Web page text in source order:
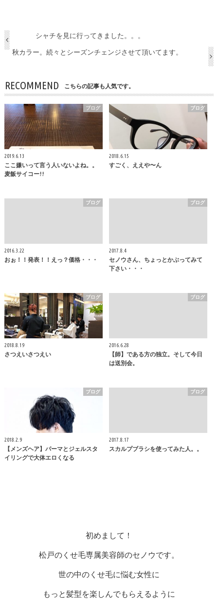
シャチを見に行ってきました。。。
秋カラー。続々とシーズンチェンジさせて頂いてます。
RECOMMEND こちらの記事も人気です。
ブログ
2019.6.13
ここ嫌いって言う人いないよね。。
麦飯サイコー!!
ブログ
2018.6.15
すごく、ええや〜ん
ブログ
2016.3.22
おぉ！！発表！！えっ？価格・・・
ブログ
2017.8.4
セノウさん、ちょっとかぶってみて
下さい・・・
ブログ
2018.8.19
さつえいさつえい
ブログ
2016.6.28
【師】である方の独立。そして今日
は送別会。
ブログ
2018.2.9
【メンズヘア】パーマとジェルスタ
イリングで大体エロくなる
ブログ
2017.8.17
スカルプブラシを使ってみた人。。
初めまして！
松戸のくせ毛専属美容師のセノウです。
世の中のくせ毛に悩む女性に
もっと髪型を楽しんでもらえるように